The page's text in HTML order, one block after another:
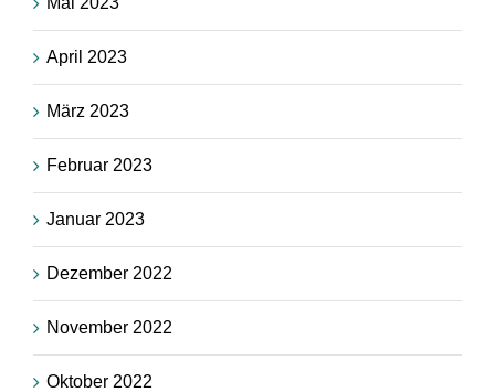
April 2023
März 2023
Februar 2023
Januar 2023
Dezember 2022
November 2022
Oktober 2022